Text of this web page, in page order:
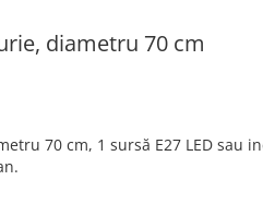
diametru 70 cm
70 cm, 1 sursă E27 LED sau